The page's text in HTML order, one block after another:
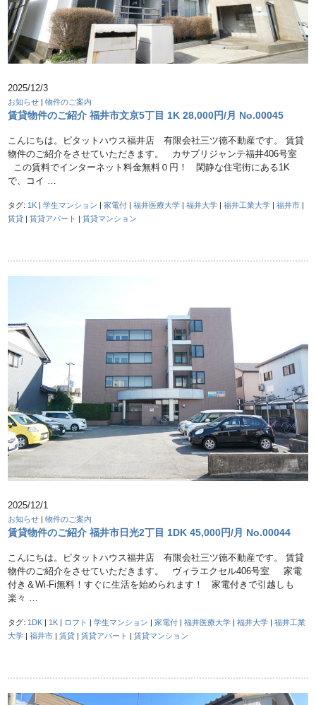
2025/12/3
お知らせ |物件のご案内
賃貸物件のご紹介 福井市文京5丁目 1K 28,000円/月 No.00045
こんにちは。ピタットハウス福井店 有限会社三ツ徳不動産です。 賃貸
物件のご紹介をさせていただきます。 カサブリジャンテ福井406号室
この賃料でインターネット料金無料０円！ 閑静な住宅街にある1K
で、コイ …
タグ: 1K |学生マンション |家電付 |福井医療大学 |福井大学 |福井工業大学 |福井市 |
賃貸 |賃貸アパート |賃貸マンション
2025/12/1
お知らせ |物件のご案内
賃貸物件のご紹介 福井市日光2丁目 1DK 45,000円/月 No.00044
こんにちは。ピタットハウス福井店 有限会社三ツ徳不動産です。 賃貸
物件のご紹介をさせていただきます。 ヴィラエクセル406号室 家電
付き＆Wi-Fi無料！すぐに生活を始められます！ 家電付きで引越しも
楽々 …
タグ: 1DK | 1K | ロフト |学生マンション |家電付 |福井医療大学 |福井大学 |福井工業
大学 |福井市 |賃貸 |賃貸アパート |賃貸マンション